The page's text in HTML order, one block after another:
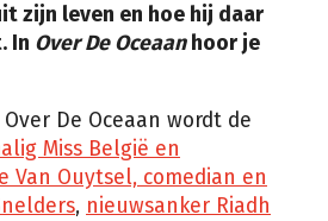
zijn leven en hoe hij daar
In Over De Oceaanhoor je
De Oceaan wordt de
Miss België en
Van Ouytsel, comedian en
, nieuwsanker Riadh